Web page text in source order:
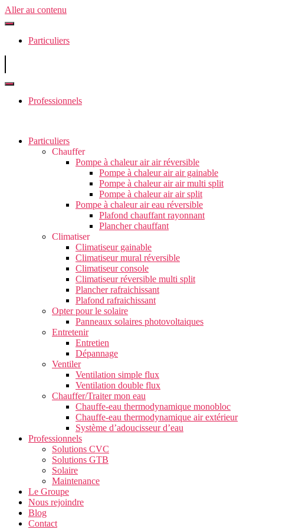
Aller au contenu
Particuliers
Professionnels
Particuliers
Chauffer
Pompe à chaleur air air réversible
Pompe à chaleur air air gainable
Pompe à chaleur air air multi split
Pompe à chaleur air air split
Pompe à chaleur air eau réversible
Plafond chauffant rayonnant
Plancher chauffant
Climatiser
Climatiseur gainable
Climatiseur mural réversible
Climatiseur console
Climatiseur réversible multi split
Plancher rafraichissant
Plafond rafraichissant
Opter pour le solaire
Panneaux solaires photovoltaiques
Entretenir
Entretien
Dépannage
Ventiler
Ventilation simple flux
Ventilation double flux
Chauffer/Traiter mon eau
Chauffe-eau thermodynamique monobloc
Chauffe-eau thermodynamique air extérieur
Système d’adoucisseur d’eau
Professionnels
Solutions CVC
Solutions GTB
Solaire
Maintenance
Le Groupe
Nous rejoindre
Blog
Contact